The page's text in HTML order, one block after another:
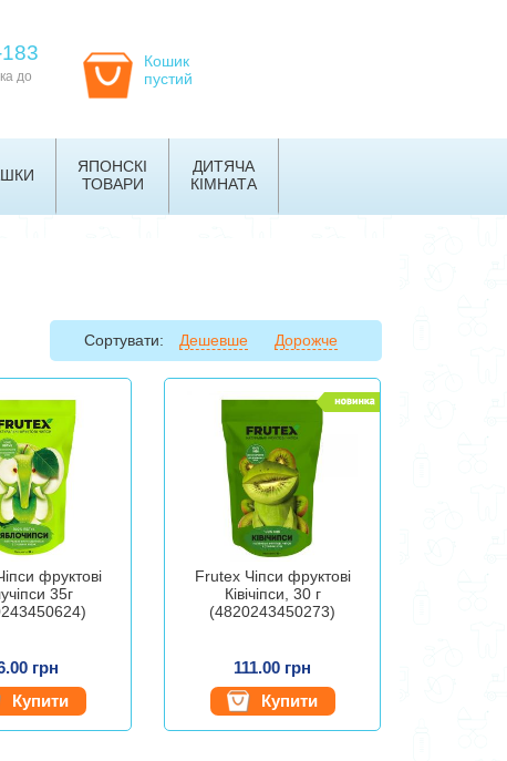
до
Кошик
пустий
ЯПОНСКІ
ТОВАРИ
ДИТЯЧА
КІМНАТА
Сортувати: Дешевше Дорожче
фруктові
35г
грн
Купити
Frutex Чіпси фруктові
Ківічіпси, 30 г
(4820243450273)
111.00 грн
Купити